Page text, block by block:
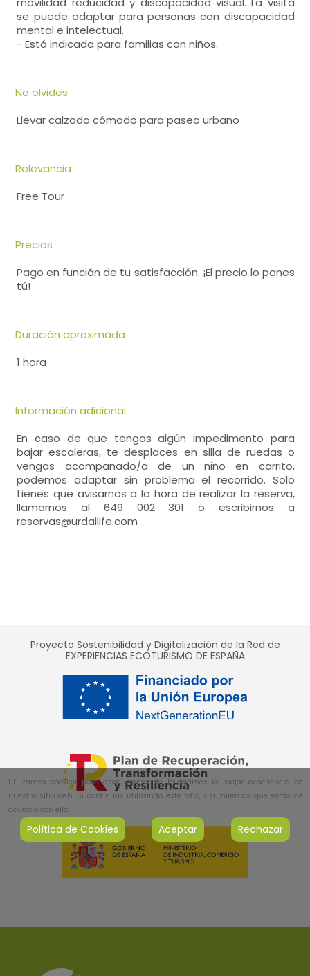
se puede adaptar para personas con discapacidad
mental e intelectual.
- Está indicada para familias con niños.
No olvides
Llevar calzado cómodo para paseo urbano
Relevancia
Free Tour
Precios
Pago en función de tu satisfacción. ¡El precio lo pones
tú!
Duración aproximada
1 hora
Información adicional
En caso de que tengas algún impedimento para
bajar escaleras, te desplaces en silla de ruedas o
vengas acompañado/a de un niño en carrito,
podemos adaptar sin problema el recorrido. Solo
tienes que avisarnos a la hora de realizar la reserva,
llamarnos al 649 002 301 o escribirnos a
reservas@urdailife.com
Proyecto Sostenibilidad y Digitalización de la Red de
EXPERIENCIAS ECOTURISMO DE ESPAÑA
Utilizamos cookies para asegurarnos de brindarnos la mejor experiencia en
nuestro sitio web. Si continúas utilizando este sitio, asumiremos que estás de
acuerdo con ello.
Política de Cookies Aceptar Rechazar